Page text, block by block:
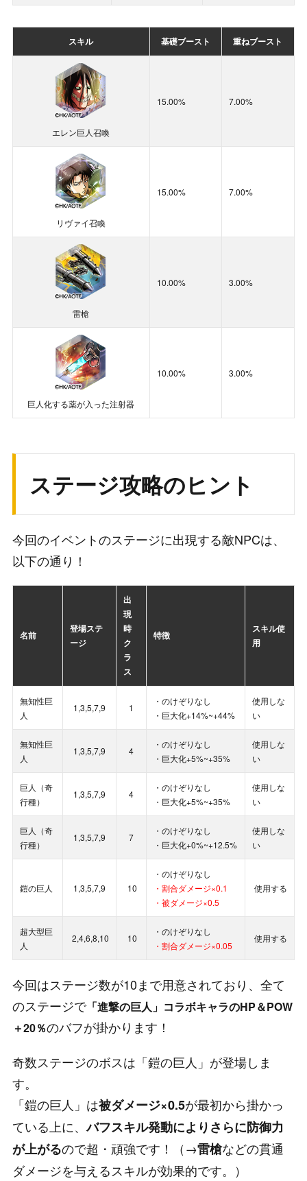
フレア
◆雷上動[潮浜]1体所持の場合
【基礎ブースト】
ントに加算
◆雷上動[潮浜]2体所持の場合
【基礎ブースト
れ、合計42％
算
◆雷上動[潮浜]1体所持＋小狐丸2体所持の場合
30＋10＋0.75＝40.75％がドロップするイベントポイ
ントに加算
◆雷上動[潮浜]1体
スキル「重力崩壊グラフレア」1
枚所持の場合
算
◆スキル「重力崩壊グラフレア」が覚醒段階
1(★☆☆☆☆)の場合
30＋14＝44％がドロップするイベントポイントに加
スキル 基礎ブースト 重ねブースト
エレン巨人召喚
15.00% 7.00%
リヴァイ召喚
15.00% 7.00%
雷槍
10.00% 3.00%
巨人化する薬が入った注射器
10.00% 3.00%
ステージ攻略のヒント
今回のイベントのステージに出現する敵NPCは、
以下の通り！
名前
登場ステ
ージ
出
現
時
ク
ラ
ス
特徴
スキル使
用
無知性巨
人
1,3,5,7,9 1
・のけぞりなし
・巨大化+14%~+44%
使用しな
い
無知性巨
人
1,3,5,7,9 4
・のけぞりなし
・巨大化+5%~+35%
使用しな
い
巨人（奇
行種）
1,3,5,7,9 4
・のけぞりなし
・巨大化+5%~+35%
使用しな
い
巨人（奇
行種）
1,3,5,7,9 7
・のけぞりなし
・巨大化+0%~+12.5%
使用しな
い
鎧の巨人 1,3,5,7,9 10
・のけぞりなし
・割合ダメージ×0.1
・被ダメージ×0.5
使用する
超大型巨
人
2,4,6,8,10 10
・のけぞりなし
・割合ダメージ×0.05
使用する
今回はステージ数が10まで用意されており、全て
のステージで「進撃の巨人」コラボキャラのHP＆POW
＋20％のバフが掛かります！
奇数ステージのボスは「鎧の巨人」が登場しま
す。
「鎧の巨人」は被ダメージ×0.5が最初から掛かっ
ている上に、バフスキル発動によりさらに防御力
が上がるので超・頑強です！（→雷槍などの貫通
ダメージを与えるスキルが効果的です。）